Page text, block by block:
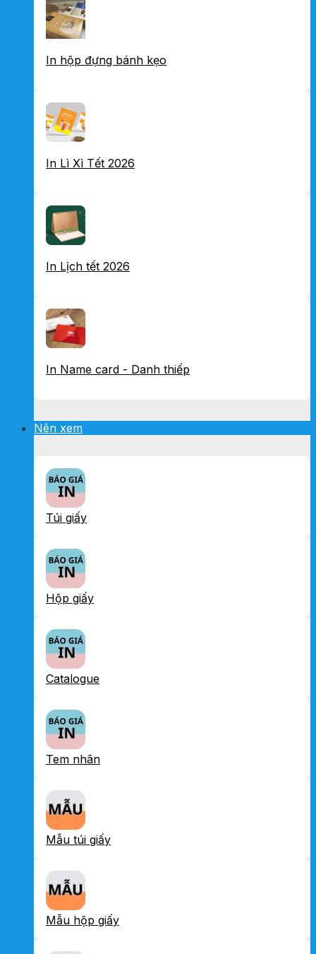
In hộp đựng bánh kẹo
In Lì Xì Tết 2026
In Lịch tết 2026
In Name card - Danh thiếp
Nên xem
Túi giấy
Hộp giấy
Catalogue
Tem nhãn
Mẫu túi giấy
Mẫu hộp giấy